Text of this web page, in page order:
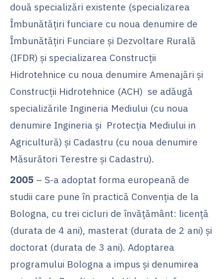
două specializări existente (specializarea
Îmbunătăţiri funciare cu noua denumire de
Îmbunătăţiri Funciare şi Dezvoltare Rurală
(IFDR) şi specializarea Construcţii
Hidrotehnice cu noua denumire Amenajări şi
Construcţii Hidrotehnice (ACH) se adăugă
specializările Ingineria Mediului (cu noua
denumire Ingineria și Protecția Mediului in
Agricultură) şi Cadastru (cu noua denumire
Măsurători Terestre şi Cadastru).
2005 – S-a adoptat forma europeană de
studii care pune în practică Convenţia de la
Bologna, cu trei cicluri de învăţământ: licenţă
(durata de 4 ani), masterat (durata de 2 ani) şi
doctorat (durata de 3 ani). Adoptarea
programului Bologna a impus şi denumirea